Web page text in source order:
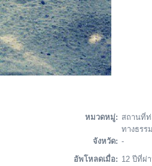
หมวดหมู่: สถานที่ท่
ทางธรร
จังหวัด: -
อัพโหลดเมื่อ: 12 ปีที่ผ่